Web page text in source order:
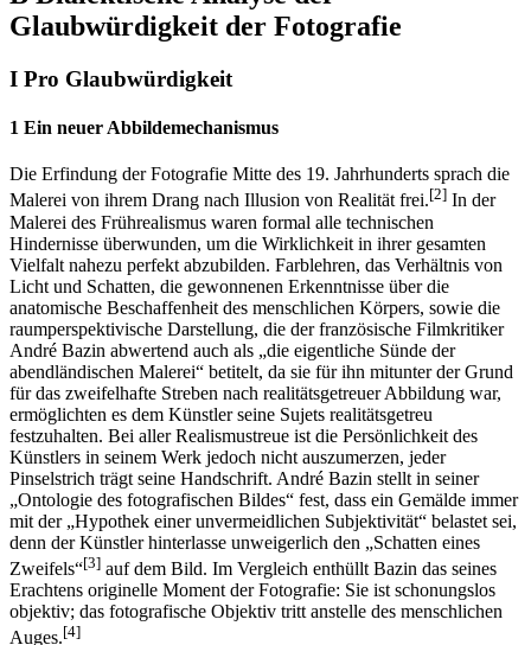
B Dialektische Analyse der
Glaubwürdigkeit der Fotografie
Die Erfindung der Fotografie Mitte des 19. Jahrhunderts sprach die
Malerei von ihrem Drang nach Illusion von Realität frei.[2]
Malerei des Frührealismus waren formal alle technischen
Hindernisse überwunden, um die Wirklichkeit in ihrer gesamten
Vielfalt nahezu perfekt abzubilden. Farblehren, das Verhältnis von
Licht und Schatten, die gewonnenen Erkenntnisse über die
anatomische Beschaffenheit des menschlichen Körpers, sowie die
raumperspektivische Darstellung, die der französische Filmkritiker
André Bazin abwertend auch als „die eigentliche Sünde der
abendländischen Malerei“ betitelt, da sie für ihn mitunter der Grund
für das zweifelhafte Streben nach realitätsgetreuer Abbildung war,
ermöglichten es dem Künstler seine Sujets realitätsgetreu
festzuhalten. Bei aller Realismustreue ist die Persönlichkeit des
Künstlers in seinem Werk jedoch nicht auszumerzen, jeder
Pinselstrich trägt seine Handschrift. André Bazin stellt in seiner
„Ontologie des fotografischen Bildes“ fest, dass ein Gemälde immer
mit der „Hypothek einer unvermeidlichen Subjektivität“ belastet sei,
denn der Künstler hinterlasse unweigerlich den „Schatten eines
Zweifels“ [3]auf dem Bild. Im Vergleich enthüllt Bazin das seines
Erachtens originelle Moment der Fotografie: Sie ist schonungslos
objektiv; das fotografische Objektiv tritt anstelle des menschlichen